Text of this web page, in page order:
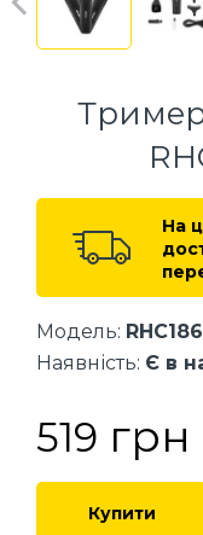
На
Модель:
Наявність: Є в
519 грн
Купити